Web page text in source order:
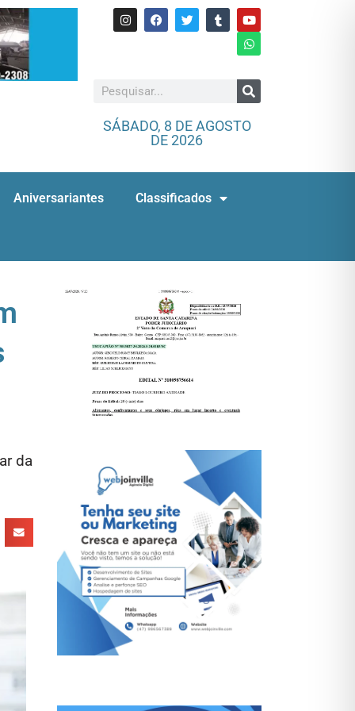
SÁBADO, 8 DE AGOSTO
DE 2026
Aniversariantes Classificados
da